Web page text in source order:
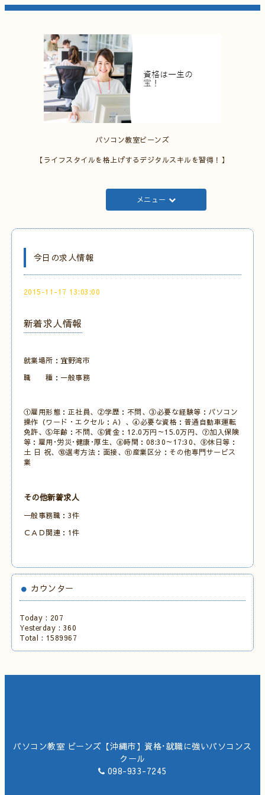
パソコン教室ビーンズ
【ライフスタイルを格上げするデジタルスキルを習得！】
メニュー
今日の求人情報
2015-11-17 13:03:00
新着求人情報
就業場所：宜野湾市
職 種：一般事務
①雇用形態：正社員、②学歴：不問、③必要な経験等：パソコン
操作（ワード・エクセル：A）、④必要な資格：普通自動車運転
免許、⑤年齢：不問、⑥賃金：12.0万円～15.0万円、⑦加入保険
等：雇用･労災･健康･厚生、⑧時間：08:30～17:30、⑨休日等：
土 日 祝、⑩選考方法：面接、⑪産業区分：その他専門サービス
業
その他新着求人
一般事務職：3件
ＣＡＤ関連：1件
カウンター
Today : 207
Yesterday : 360
Total : 1589967
パソコン教室 ビーンズ【沖縄市】資格･就職に強いパソコンス
クール
098-933-7245